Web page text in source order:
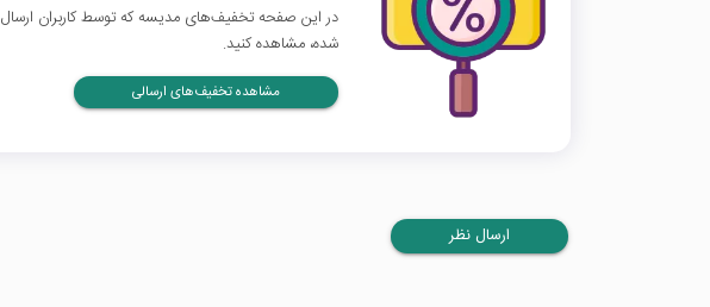
در این صفحه تخفیف‌های مدیسه که توسط کاربران ارسال
شده، مشاهده کنید.
مشاهده تخفیف‌های ارسالی
ارسال نظر